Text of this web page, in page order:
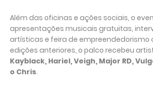
Além das oficinas e ações sociais, o
apresentações musicais gratuitas,
artísticas e feira de empreendedorismo
edições anteriores, o palco recebeu
Kayblack, Hariel, Veigh, Major RD,
o Chris.